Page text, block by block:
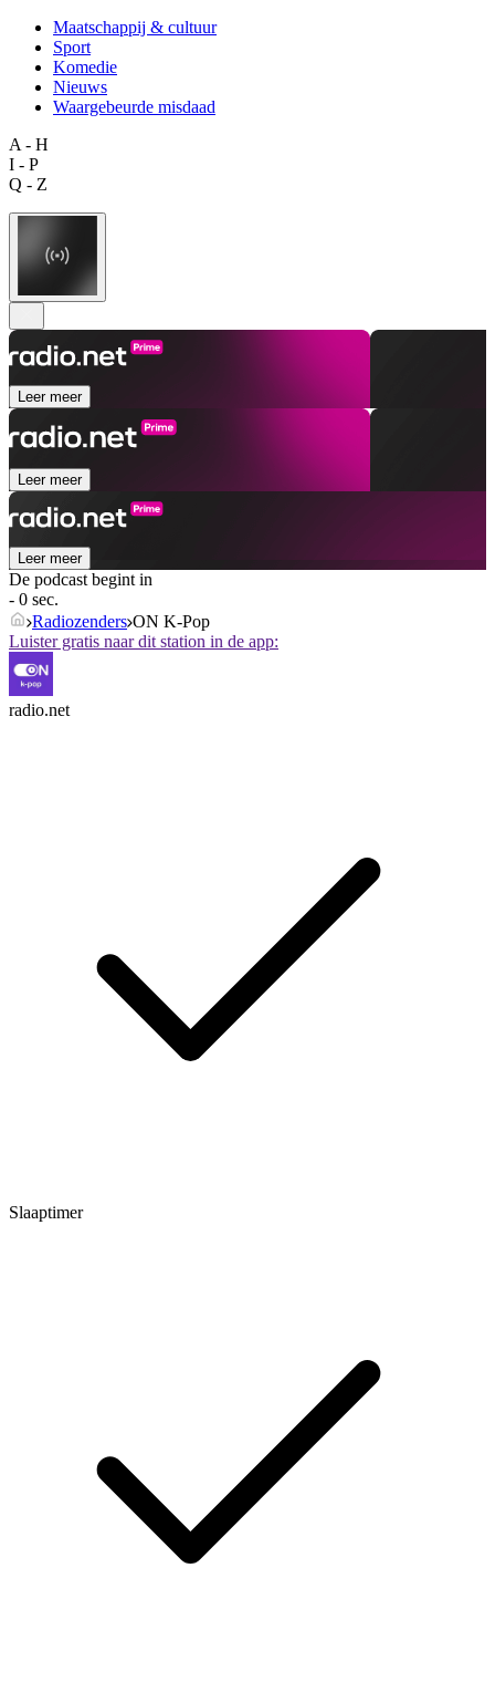
Maatschappij & cultuur
Sport
Komedie
Nieuws
Waargebeurde misdaad
A - H
I - P
Q - Z
Leer meer
Leer meer
Leer meer
De podcast begint in
- 0 sec.
Radiozenders ON K-Pop
Luister gratis naar dit station in de app:
radio.net
Slaaptimer